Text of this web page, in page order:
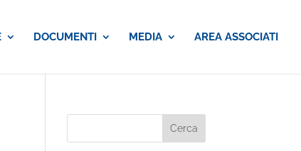
DOCUMENTI MEDIA AREA ASSOCIATI